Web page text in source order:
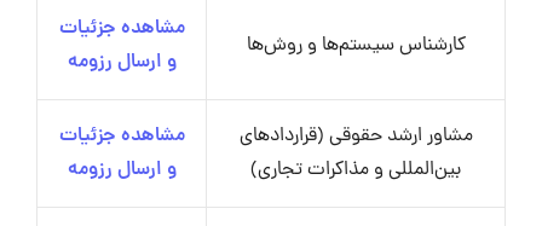
کارشناس سیستم‌ها و روش‌ها
مشاهده جزئیات
و ارسال رزومه
مشاور ارشد حقوقی (قراردادهای
بین‌المللی و مذاکرات تجاری)
مشاهده جزئیات
و ارسال رزومه